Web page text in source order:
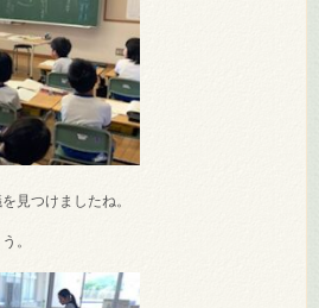
見つけましたね。
。